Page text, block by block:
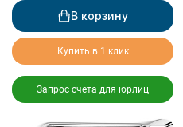
В корзину
Купить в 1 клик
Запрос счета для юрлиц